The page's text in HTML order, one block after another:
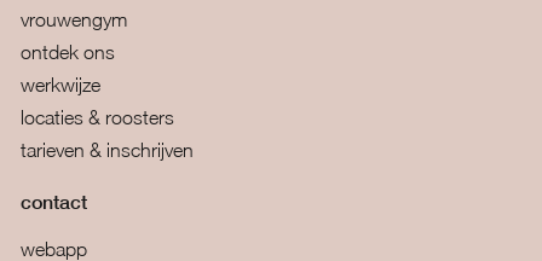
vrouwengym
ontdek ons
werkwijze
locaties & roosters
tarieven & inschrijven
contact
webapp